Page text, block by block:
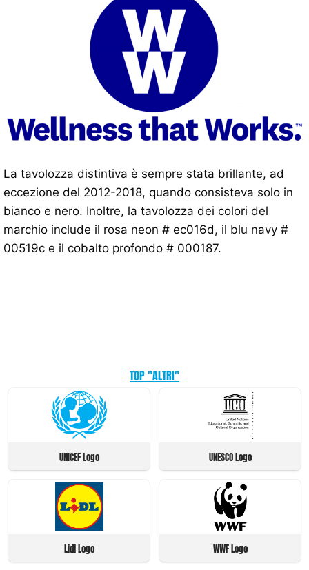
La tavolozza distintiva è sempre stata brillante, ad
eccezione del 2012-2018, quando consisteva solo in
bianco e nero. Inoltre, la tavolozza dei colori del
marchio include il rosa neon # ec016d, il blu navy #
00519c e il cobalto profondo # 000187.
TOP "ALTRI"
UNICEF Logo UNESCO Logo
Lidl Logo WWF Logo